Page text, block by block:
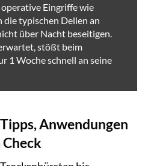
Eingriffe wie
die typischen Dellen an
über Nacht beseitigen.
stößt beim
1 Woche schnell an seine
Anwendungen